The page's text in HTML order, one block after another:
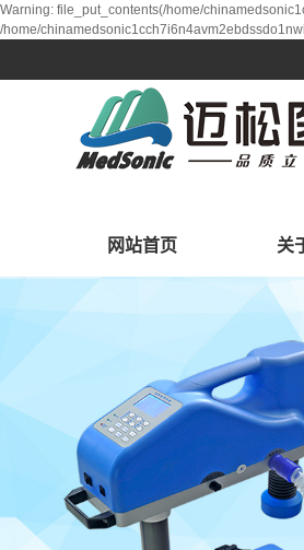
Warning: file_put_contents(/home/
/home/
网站首页 关
研